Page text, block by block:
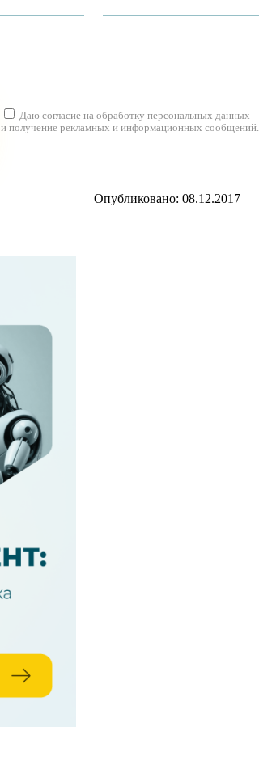
Даю согласие на обработку персональных данных
и получение рекламных и информационных сообщений.
Опубликовано: 08.12.2017